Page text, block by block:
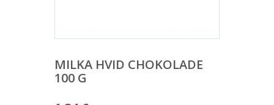
MILKA HVID CHOKOLADE
100 G